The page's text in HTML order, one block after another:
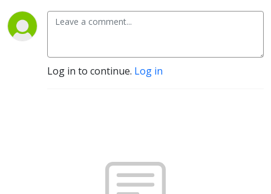
Log in to continue. Log in